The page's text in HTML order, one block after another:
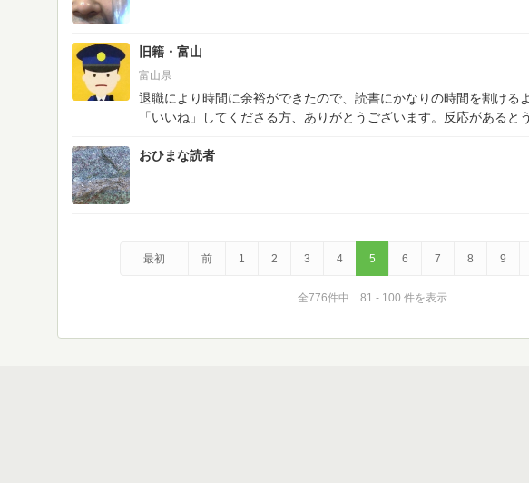
旧籍・富山
富山県
退職により時間に余裕ができたので、読書にかなりの時間を割ける
「いいね」してくださる方、ありがとうございます。反応があると
おひまな読者
最初 前 1 2 3 4 5 6 7 8 9
全776件中 81 - 100 件を表示